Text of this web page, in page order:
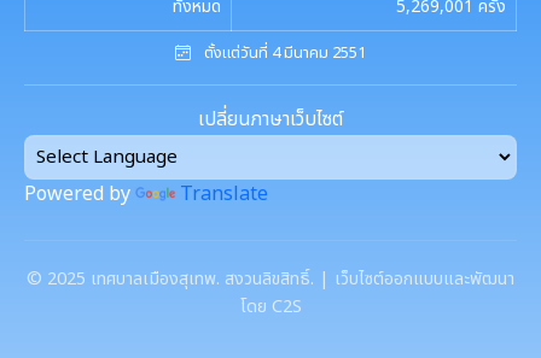
การจัดการพื้นที่สีเขียวในเมือง
ประกาศสภาฯเทศบาลเมืองสุเทพ
กำหนดสมัยประชุม
คู่มือปฏิบัติงานประชาสัมพันธ์
เอกสารประชาสัมพันธ์กองการศึกษา
เอกสารประชาสัมพันธ์กองสาธารณสุขและสิ่งแวดล้อม
เอกสารประชาสัมพันธ์กองสวัสดิการสังคม
เอกสารประชาสัมพันธ์การเลือกตั้ง
ดาวน์โหลดเอกสาร
เอกสารดาวน์โหลด: สำนักปลัดเทศบาล
เอกสารดาวน์โหลด: กองคลัง
เอกสารดาวน์โหลด: กองช่าง
เอกสารดาวน์โหลด: กองสวัสดิการสังคม
เอกสารดาวน์โหลด: กองสาธารณสุขและสิ่งแวดล้อม
ภาษีที่ดินและสิ่งปลูกสร้าง
พรบ./กฎหมาย เอกสารประชาสัมพันธ์
แบบบัญชีรายการที่ดินฯ (ห้องชุด) ภ.ด.ส.4
ประเมินความพึงพอใจต่อการให้บริการ เทศบาลเมืองสุเทพ
ทั้งหมด
5,269,001 ครั้ง
ตั้งแต่วันที่ 4 มีนาคม 2551
เปลี่ยนภาษาเว็บไซต์
Powered by Translate
© 2025 เทศบาลเมืองสุเทพ. สงวนลิขสิทธิ์. | เว็บไซต์ออกแบบและพัฒนา
โดย C2S